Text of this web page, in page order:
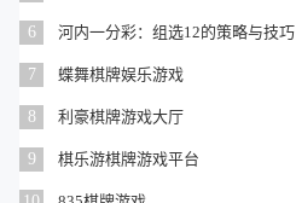
6 河内一分彩：组选12的策略与技巧
7 蝶舞棋牌娱乐游戏
8 利豪棋牌游戏大厅
9 棋乐游棋牌游戏平台